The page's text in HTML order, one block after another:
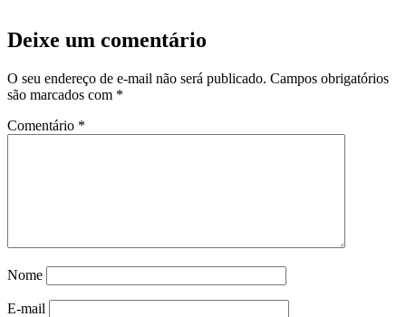
Deixe um comentário
O seu endereço de e-mail não será publicado. Campos obrigatórios
são marcados com *
Comentário *
Nome
E-mail